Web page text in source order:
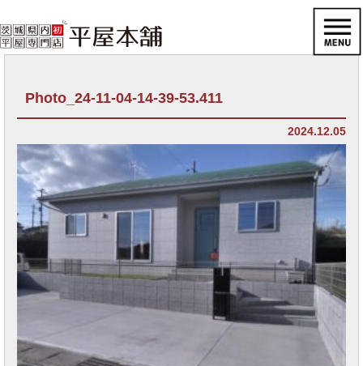
Photo_24-11-04-14-39-53.411
2024.12.05